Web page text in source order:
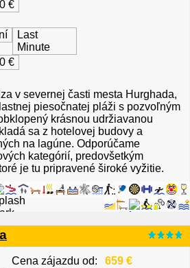
€
Last
Minute
€
v severnej časti mesta Hurghada,
piesočnatej pláži s pozvoľným
krásnou udržiavanou
sa z hotelovej budovy a
na lagúne. Odporúčame
kategórií, predovšetkým
je tu pripravené široké vyžitie.
Cena zájazdu od:
659 €